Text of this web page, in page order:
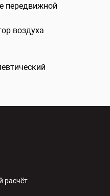
передвижной
воздуха
расчёт